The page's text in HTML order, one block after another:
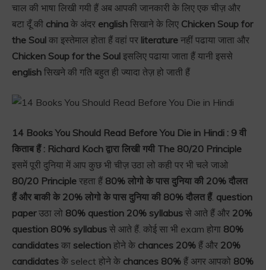
चाल की भाषा लिखी गयी हैं अब आपकी जानकारी के लिए एक चीज़ और
बटा दूँ की china के अंदर english सिखाने के लिए Chicken Soup for
the Soul का इस्तेमाल होता हैं वहां पर literature नहीं पढाया जाता और
Chicken Soup for the Soul इसलिए पढाया जाता हैं यानी इससे
english सिखने की गति बहुत ही ज्यादा तेज़ हो जाती हैं
14 Books You Should Read Before You Die in Hindi : 9 वी
किताब हैं : Richard Koch द्वारा लिखी गयी The 80/20 Principle
इसमें पूरी दुनिया में आप कुछ भी चीज़ उठा लो कही पर भी चले जाओ
80/20 Principle रहता हैं 80% लोगो के पास दुनिया की 20% दौलत
हैं और बाकी के 20% लोगो के पास दुनिया की 80% दौलत हैं. question
paperउठा लो 80% question 20% syllabus से आते हैं और 20%
question 80% syllabus से आते हैं. कोई सा भी exam होगा 80%
candidates का selection होने के chances 20% हैं और 20%
candidates के select होने के chances 80% हैं अगर आपको 80%